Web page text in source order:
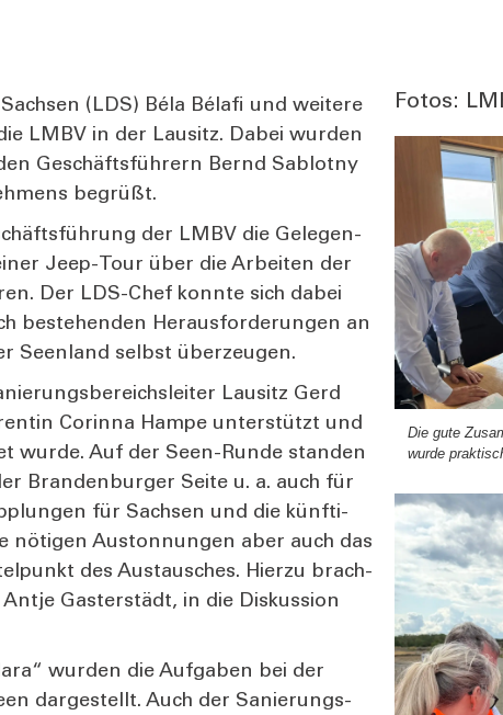
(LDS) Béla Béla­fi und wei­te­re
LMBV in der Lau­sitz. Dabei wur­den
Geschäfts­füh­rern Bernd Sab­lot­ny
begrüßt.
der LMBV die Gele­gen­
Jeep-Tour über die Arbei­ten der
Der LDS-Chef konn­te sich dabei
bestehen­den Her­aus­for­de­run­gen an
Seen­land selbst über­zeu­gen.
Lau­sitz Gerd
Corin­na Ham­pe unter­stützt und
wur­de. Auf der Seen-Run­de stan­den
Bran­den­bur­ger Sei­te u. a. auch für
für Sach­sen und die künf­ti­
nöti­gen Aus­ton­nun­gen aber auch das
des Aus­tau­sches. Hier­zu brach­
Gas­ter­städt, in die Dis­kus­si­on
wur­den die Auf­ga­ben bei der
dar­ge­stellt. Auch der Sanie­rungs­
Fotos:
Die gute
wur­de